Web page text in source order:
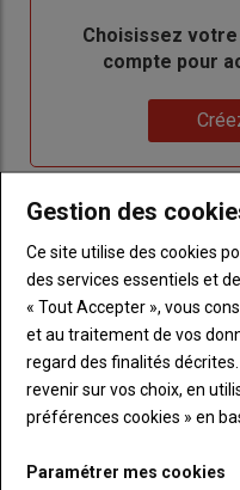
BodyChoisissez
compte pour
LES PLUS LUS
Gestion des
Ce site utilise des cookies
des services essentiels et
« Tout Accepter », vous
et au traitement de vos
regard des finalités
revenir sur vos choix, en
préférences cookies » en
Paramétrer mes cookies